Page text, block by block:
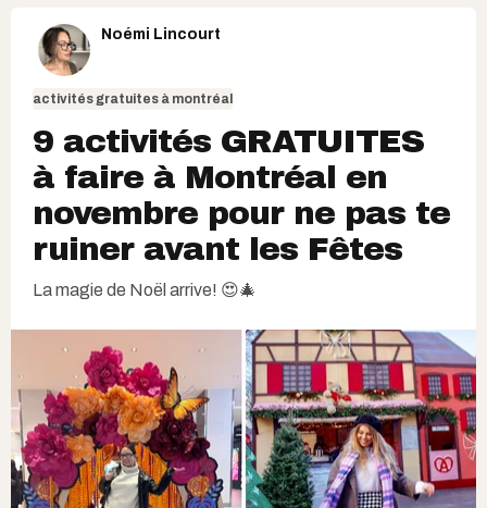
Noémi Lincourt
activités gratuites à montréal
9 activités GRATUITES
à faire à Montréal en
novembre pour ne pas te
ruiner avant les Fêtes
La magie de Noël arrive! 😍🎄